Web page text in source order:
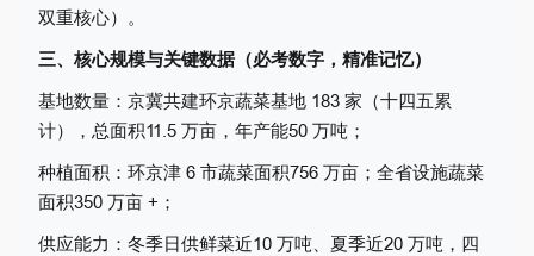
双重核心）。
三、核心规模与关键数据（必考数字，精准记忆）
基地数量：京冀共建环京蔬菜基地 183 家（十四五累
计），总面积11.5 万亩，年产能50 万吨；
种植面积：环京津 6 市蔬菜面积756 万亩；全省设施蔬菜
面积350 万亩 +；
供应能力：冬季日供鲜菜近10 万吨、夏季近20 万吨，四